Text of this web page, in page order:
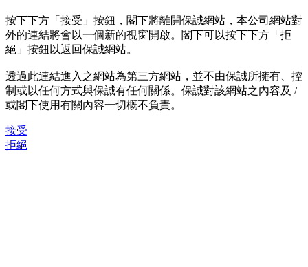
按下下方「接受」按鈕，閣下將離開保誠網站，本公司網站對
外的連結將會以一個新的視窗開啟。閣下可以按下下方「拒
絕」按鈕以返回保誠網站。
透過此連結進入之網站為第三方網站，並不由保誠所擁有、控
制或以任何方式與保誠有任何關係。保誠對該網站之內容及 /
或閣下使用有關內容一切概不負責。
接受
拒絕